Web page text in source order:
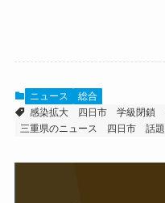
ニュース
総合
感染拡大
四日市 学級閉鎖
三重県のニュース
四日市 話題